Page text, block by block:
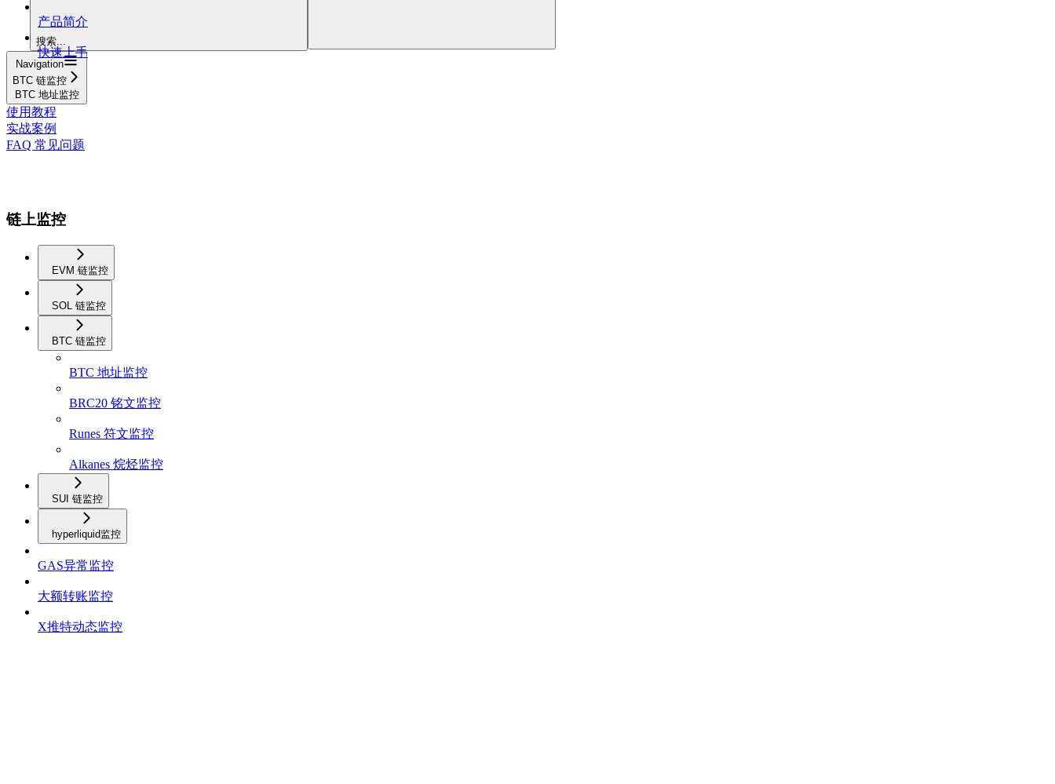
搜索...
Navigation
BTC 链监控
BTC 地址监控
使用教程
实战案例
FAQ 常见问题
产品简介
快速上手
链上监控
EVM 链监控
SOL 链监控
BTC 链监控
BTC 地址监控
BRC20 铭文监控
Runes 符文监控
Alkanes 烷烃监控
SUI 链监控
hyperliquid监控
GAS异常监控
大额转账监控
X推特动态监控